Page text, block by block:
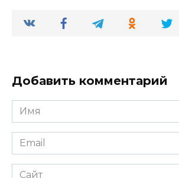
Добавить комментарий
Имя
Email
Сайт